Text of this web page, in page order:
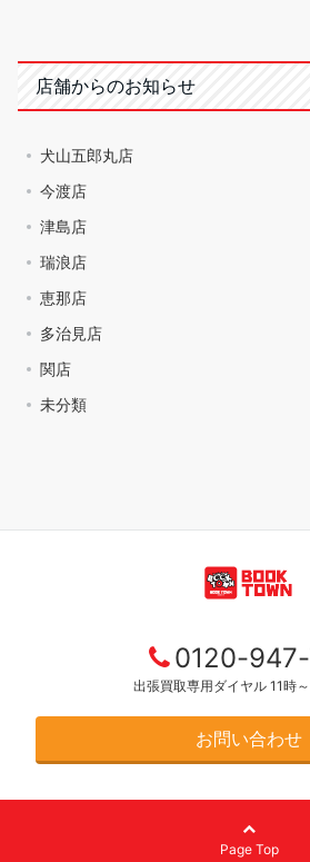
店舗からのお知らせ
犬山五郎丸店
今渡店
津島店
瑞浪店
恵那店
多治見店
関店
未分類
0120-947-
出張買取専用ダイヤル 11時
お問い合わせ
Page Top